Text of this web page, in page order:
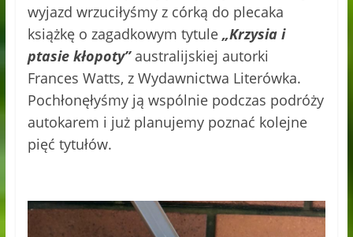
wyjazd wrzuciłyśmy z córką do plecaka
książkę o zagadkowym tytule „Krzysia i
ptasie kłopoty”australijskiej autorki
Frances Watts, z Wydawnictwa Literówka.
Pochłonęłyśmy ją wspólnie podczas podróży
autokarem i już planujemy poznać kolejne
pięć tytułów.